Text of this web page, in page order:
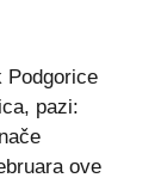
Podgorice
pazi:
ove